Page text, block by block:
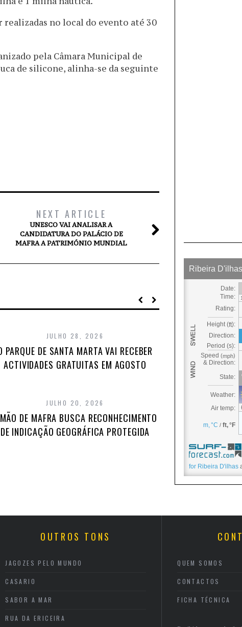
no local do evento até 30
pela Câmara Municipal de
de silicone, alinha-se da seguinte
NEXT ARTICLE
UNESCO VAI ANALISAR A
CANDIDATURA DO PALÁCIO DE
MAFRA A PATRIMÓNIO MUNDIAL
JULHO 28, 2026
PARQUE DE SANTA MARTA VAI RECEBER
ACTIVIDADES GRATUITAS EM AGOSTO
JULHO 20, 2026
DE MAFRA BUSCA RECONHECIMENTO
DE INDICAÇÃO GEOGRÁFICA PROTEGIDA
for Ribeira D'ilhas
OUTROS TONS
JAGOZES PELO MUNDO
CASARIO
SABOR A MAR
RUA DA ERICEIRA
QUEM SOMOS
CONTACTOS
FICHA TÉCNICA